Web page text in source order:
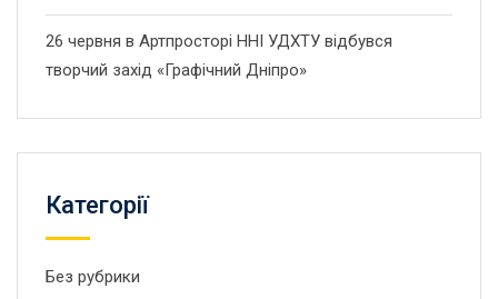
26 червня в Артпросторі ННІ УДХТУ відбувся
творчий захід «Графічний Дніпро»
Категорії
Без рубрики